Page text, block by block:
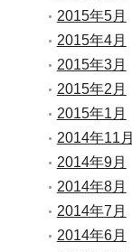
2015年5月
2015年4月
2015年3月
2015年2月
2015年1月
2014年11月
2014年9月
2014年8月
2014年7月
2014年6月